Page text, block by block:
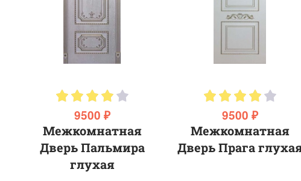
9500 ₽
Межкомнатная
Дверь Пальмира
глухая
9500 ₽
Межкомнатная
Дверь Прага